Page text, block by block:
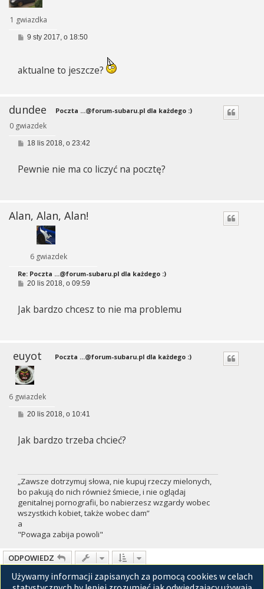
1 gwiazdka
P9 sty 2017, o 18:50
aktualne to jeszcze?
dundee
0 gwiazdek
Poczta ...@forum-subaru.pl dla każdego :)
P
t
18 lis 2018, o 23:42
Pewnie nie ma co liczyć na pocztę?
Alan, Alan, Alan!
6 gwiazdek
Re: Poczta ...@forum-subaru.pl dla każdego :)
P
t
20 lis 2018, o 09:59
Jak bardzo chcesz to nie ma problemu
euyot
6 gwiazdek
Poczta ...@forum-subaru.pl dla każdego :)
P
t
20 lis 2018, o 10:41
Jak bardzo trzeba chcieć?
„Zawsze dotrzymuj słowa, nie kupuj rzeczy mielonych,
bo pakują do nich również śmiecie, i nie oglądaj
genitalnej pornografii, bo nabierzesz wzgardy wobec
wszystkich kobiet, także wobec dam”
a
"Powaga zabija powoli"
ODPOWIEDZ
Posty: 27 1 2 Następna
Używamy informacji zapisanych za pomocą cookies w celach